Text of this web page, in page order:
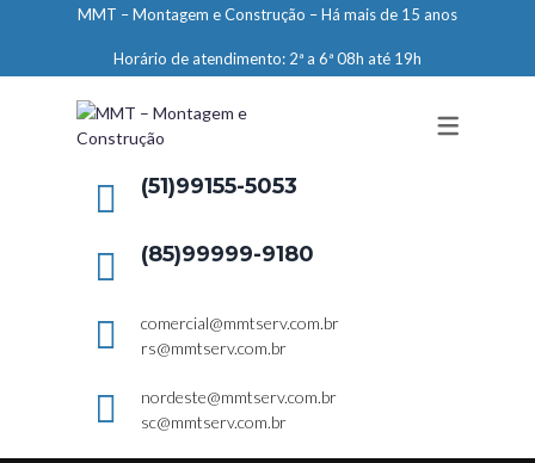
ENGENHARIA
LIMPEZA E CONSERVAÇÃO
MANUTENÇÃO PREDIAL
ELEVADORES – PREPARAÇÃO DE
MMT – Montagem e Construção – Há mais de 15 anos
Horário de atendimento: 2ª a 6ª 08h até 19h
(51)99155-5053
(85)99999-9180
comercial@mmtserv.com.br
rs@mmtserv.com.br
nordeste@mmtserv.com.br
sc@mmtserv.com.br